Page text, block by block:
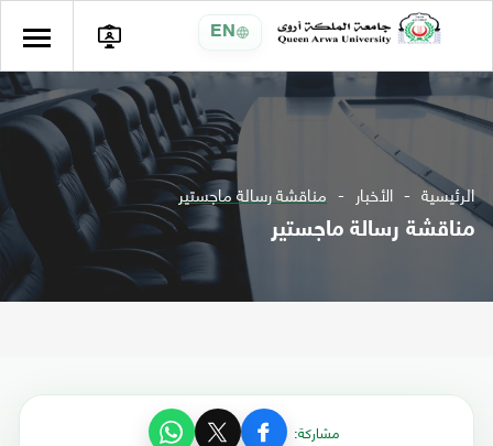
EN
الرئيسية الأخبار مناقشة رسالة ماجستير
مناقشة رسالة ماجستير
مشاركة: